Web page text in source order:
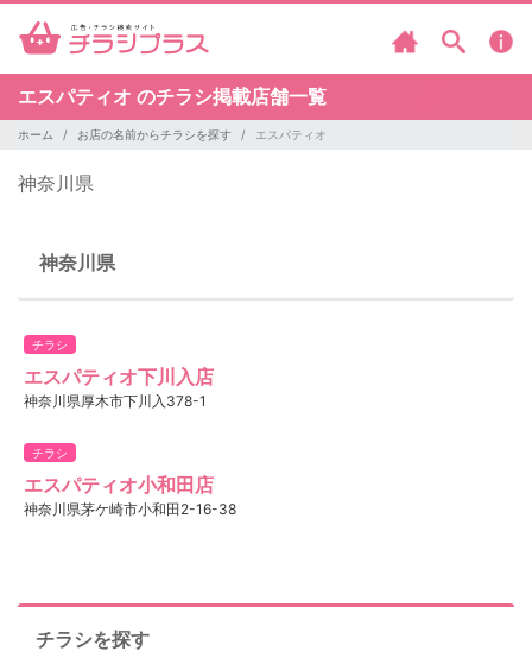
エスパティオ のチラシ掲載店舗一覧
ホーム お店の名前からチラシを探す エスパティオ
神奈川県
神奈川県
チラシ
エスパティオ下川入店
神奈川県厚木市下川入378-1
チラシ
エスパティオ小和田店
神奈川県茅ケ崎市小和田2-16-38
チラシを探す